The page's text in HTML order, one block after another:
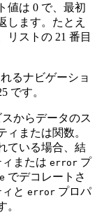
値は 0 で、最初
します。たとえ
リストの 21 番目
るナビゲーショ
です。
からデータのス
ィまたは関数。
ている場合、結
または error プ
でデコレートさ
と error プロパ
。